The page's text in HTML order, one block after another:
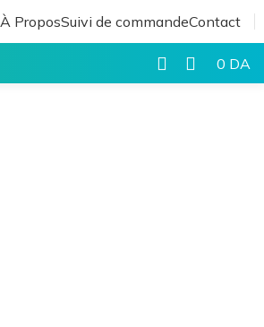
À ProposSuivi de commandeContact
0 DA